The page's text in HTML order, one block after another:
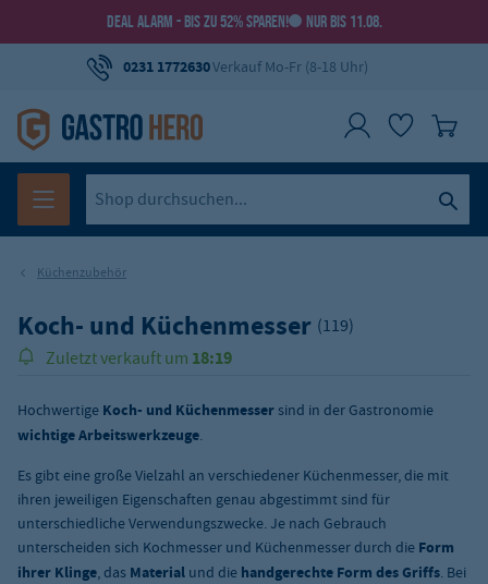
DEAL ALARM - BIS ZU 52% SPAREN! NUR BIS 11.08.
0231 1772630Verkauf Mo-Fr (8-18 Uhr)
Küchenzubehör
Koch- und Küchenmesser (119)
Über148.000Produkte verkauft!
Zuletzt verkauft um 18:19
Hochwertige Koch- und Küchenmesser sind in der Gastronomie
wichtige Arbeitswerkzeuge.
Es gibt eine große Vielzahl an verschiedener Küchenmesser, die mit
ihren jeweiligen Eigenschaften genau abgestimmt sind für
unterschiedliche Verwendungszwecke. Je nach Gebrauch
unterscheiden sich Kochmesser und Küchenmesser durch die Form
ihrer Klinge, das Material und die handgerechte Form des Griffs. Bei